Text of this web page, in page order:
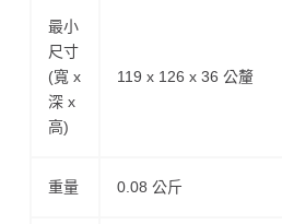
最小
尺寸
(寬 x
深 x
高)
119 x 126 x 36 公釐
重量 0.08 公斤